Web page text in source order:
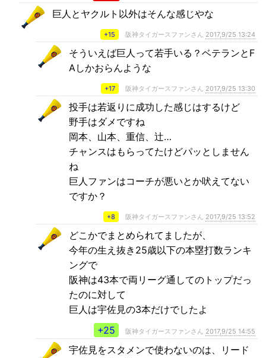
巨人とヤクルト以外はそんな感じやな
+15 阪神タイガースファンさん 2017,9/25 13:24
そういえば巨人って若手いる？ベテランとF
Aしかおらんような
+17 阪神タイガースファンさん 2017,9/25 13:30
投手は若返りに成功した感じはするけど
野手はダメですね
岡本、山本、重信、辻…
チャンスはもらってたけどパッとしません
ね
巨人ファンはコーチが悪いとか吠えてない
ですか？
+8 阪神タイガースファンさん 2017,9/25 13:52
どこかでまとめられてましたが、
今年の生え抜き25歳以下の本塁打数ランキ
ングで
阪神は43本で両リーグ通してのトップだっ
たのに対して
巨人は宇佐見の3本だけでしたよ
+25
阪神タイガースファンさん 2017,9/25 14:55
宇佐見をスタメンで使わないのは、リード